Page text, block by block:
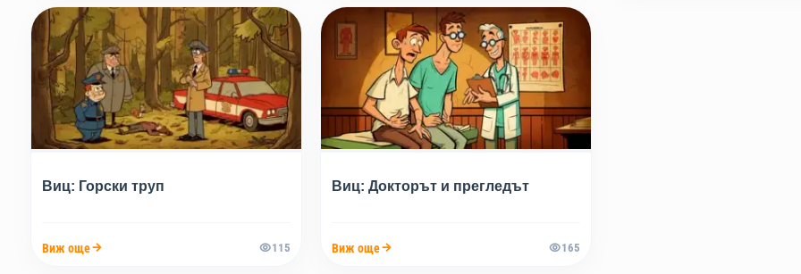
Виц: Горски труп
Виж още 115
Виц: Докторът и прегледът
Виж още 165